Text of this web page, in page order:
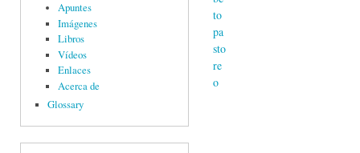
Apuntes
Imágenes
Libros
Vídeos
Enlaces
Acerca de
Glossary